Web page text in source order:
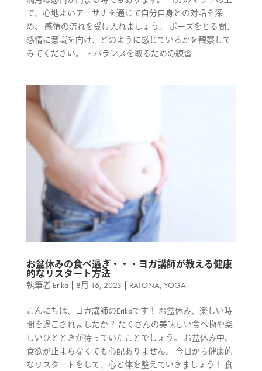
で、心地よいアーサナを通じて自分自身との対話を深
め、 感情の流れを受け入れましょう。 ポーズをとる間、
感情に意識を向け、どのように感じているかを観察して
みてください。 ・バランスを取るための練習...
お盆休みの食べ過ぎ・・・ヨガ講師が教える健康
的なリスタート方法
執筆者 Erika| 8月 16, 2023 RATONA, YOGA
こんにちは、ヨガ講師のErikaです！ お盆休み、楽しい時
間を過ごされましたか？ たくさんの美味しい食べ物や楽
しいひとときが待っていたことでしょう。 お盆休み中、
食欲が止まらなくても心配ありません。 今日から健康的
なリスタートをして、心と体を整えていきましょう！ 食